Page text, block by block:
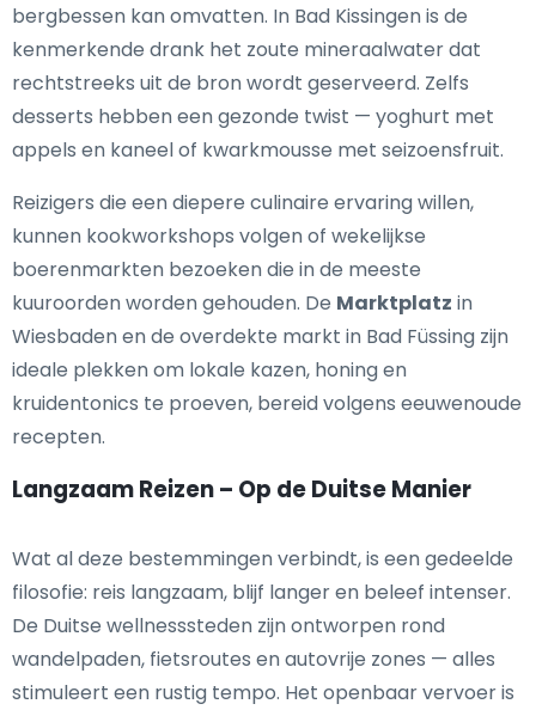
bergbessen kan omvatten. In Bad Kissingen is de
kenmerkende drank het zoute mineraalwater dat
rechtstreeks uit de bron wordt geserveerd. Zelfs
desserts hebben een gezonde twist — yoghurt met
appels en kaneel of kwarkmousse met seizoensfruit.
Reizigers die een diepere culinaire ervaring willen,
kunnen kookworkshops volgen of wekelijkse
boerenmarkten bezoeken die in de meeste
kuuroorden worden gehouden. De Marktplatz in
Wiesbaden en de overdekte markt in Bad Füssing zijn
ideale plekken om lokale kazen, honing en
kruidentonics te proeven, bereid volgens eeuwenoude
recepten.
Langzaam Reizen – Op de Duitse Manier
Wat al deze bestemmingen verbindt, is een gedeelde
filosofie: reis langzaam, blijf langer en beleef intenser.
De Duitse wellnesssteden zijn ontworpen rond
wandelpaden, fietsroutes en autovrije zones — alles
stimuleert een rustig tempo. Het openbaar vervoer is